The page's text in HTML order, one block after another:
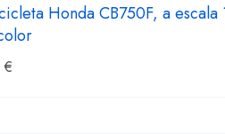
Honda CB750F, a escala
€